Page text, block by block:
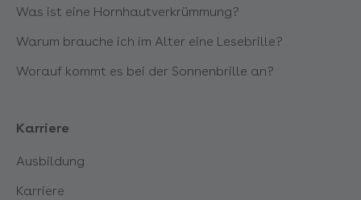
Was ist eine Hornhautverkrümmung?
Warum brauche ich im Alter eine Lesebrille?
Worauf kommt es bei der Sonnenbrille an?
Karriere
Ausbildung
Karriere